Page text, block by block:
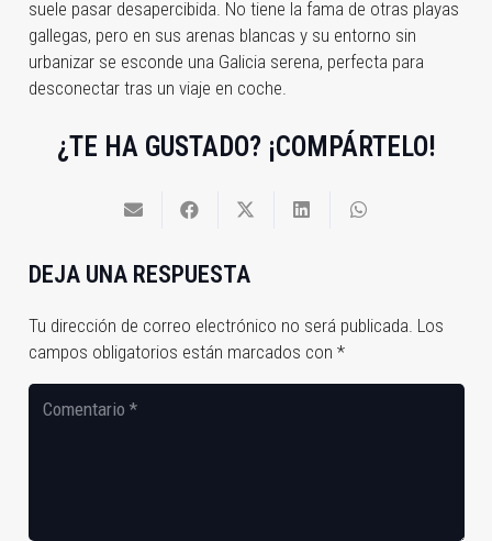
suele pasar desapercibida. No tiene la fama de otras playas
gallegas, pero en sus arenas blancas y su entorno sin
urbanizar se esconde una Galicia serena, perfecta para
desconectar tras un viaje en coche.
¿TE HA GUSTADO? ¡COMPÁRTELO!
DEJA UNA RESPUESTA
Tu dirección de correo electrónico no será publicada. Los
campos obligatorios están marcados con *